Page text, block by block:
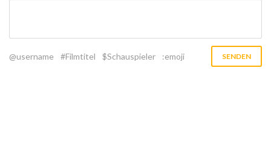
@username #Filmtitel $Schauspieler :emoji